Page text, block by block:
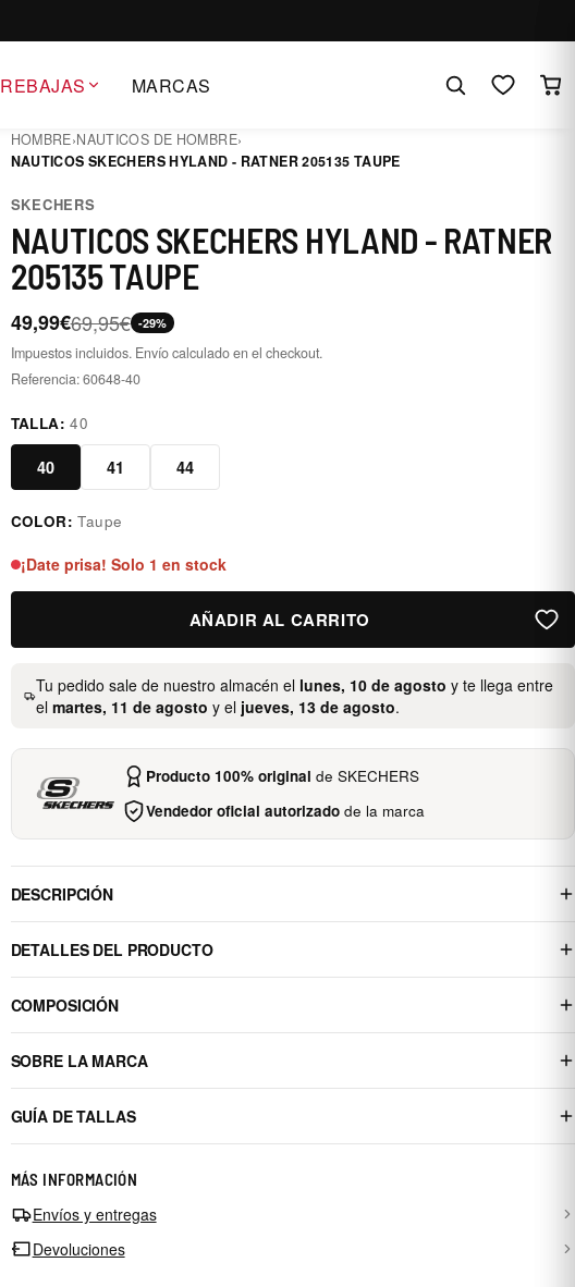
REBAJAS MARCAS
HOMBRE›NAUTICOS DE HOMBRE›
NAUTICOS SKECHERS HYLAND - RATNER 205135 TAUPE
SKECHERS
NAUTICOS SKECHERS HYLAND - RATNER
205135 TAUPE
49,99€69,95€ -29%
Impuestos incluidos. Envío calculado en el checkout.
Referencia:60648-40
TALLA:40
40 41 44
taupe
COLOR:Taupe
¡Date prisa! Solo 1 en stock
AÑADIR AL CARRITO
Tu pedido sale de nuestro almacén el lunes, 10 de agosto y te llega entre
elmartes, 11 de agosto y el jueves, 13 de agosto.
Producto 100% original de SKECHERS
Vendedor oficial autorizado de la marca
DESCRIPCIÓN
DETALLES DEL PRODUCTO
COMPOSICIÓN
SOBRE LA MARCA
GUÍA DE TALLAS
MÁS INFORMACIÓN
Envíos y entregas
Devoluciones